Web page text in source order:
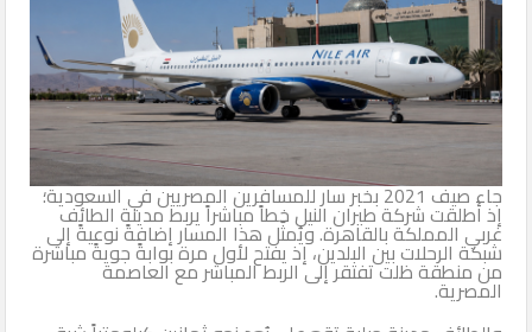
جاء صيف 2021 بخبر سار للمسافرين المصريين في السعودية؛
إذ أطلقت شركة طيران النيل خطاً مباشراً يربط مدينة الطائف
غربي المملكة بالقاهرة. ويُمثّل هذا المسار إضافةً نوعيةً إلى
شبكة الرحلات بين البلدين، إذ يفتح لأول مرة بوابةً جويةً مباشرة
من منطقة ظلت تفتقر إلى الربط المباشر مع العاصمة
المصرية.